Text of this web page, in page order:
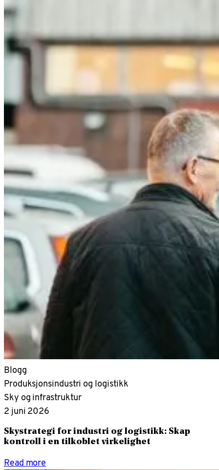
Blogg
Produksjonsindustri og logistikk
Sky og infrastruktur
2 juni 2026
Skystrategi for industri og logistikk: Skap
kontroll i en tilkoblet virkelighet
Read more